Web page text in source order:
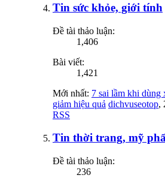
Tin sức khỏe, giới tính
Đề tài thảo luận:
1,406
Bài viết:
1,421
Mới nhất: 7 sai lầm khi dùng
giảm hiệu quả dichvuseotop,
RSS
Tin thời trang, mỹ
Đề tài thảo luận:
236